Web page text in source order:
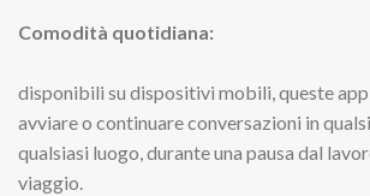
Comodità quotidiana:
disponibili su dispositivi mobili, queste
avviare o continuare conversazioni in
qualsiasi luogo, durante una pausa dal
viaggio.